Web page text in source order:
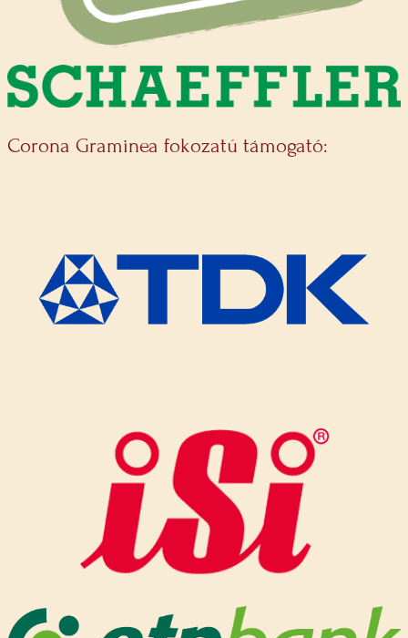
Corona Graminea fokozatú támogató: